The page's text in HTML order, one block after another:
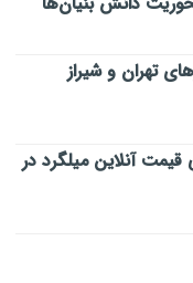
تهران و شیراز
آنلاین میلگرد در